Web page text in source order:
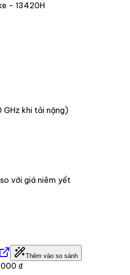
- 13420H
GHz khi tải nặng)
so với giá niêm yết
Thêm vào so sánh
₫